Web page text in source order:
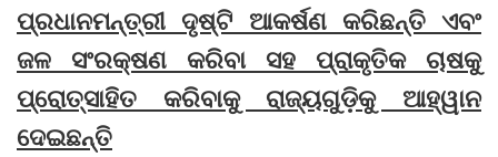
ପ୍ରଧାନମନ୍ତ୍ରୀ ଦୃଷ୍ଟି ଆକର୍ଷଣ କରିଛନ୍ତି ଏବଂ
ଜଳ ସଂରକ୍ଷଣ କରିବା ସହ ପ୍ରାକୃତିକ ଚାଷକୁ
ପ୍ରୋତ୍ସାହିତ କରିବାକୁ ରାଜ୍ୟଗୁଡ଼ିକୁ ଆହ୍ୱାନ
ଦେଇଛନ୍ତି